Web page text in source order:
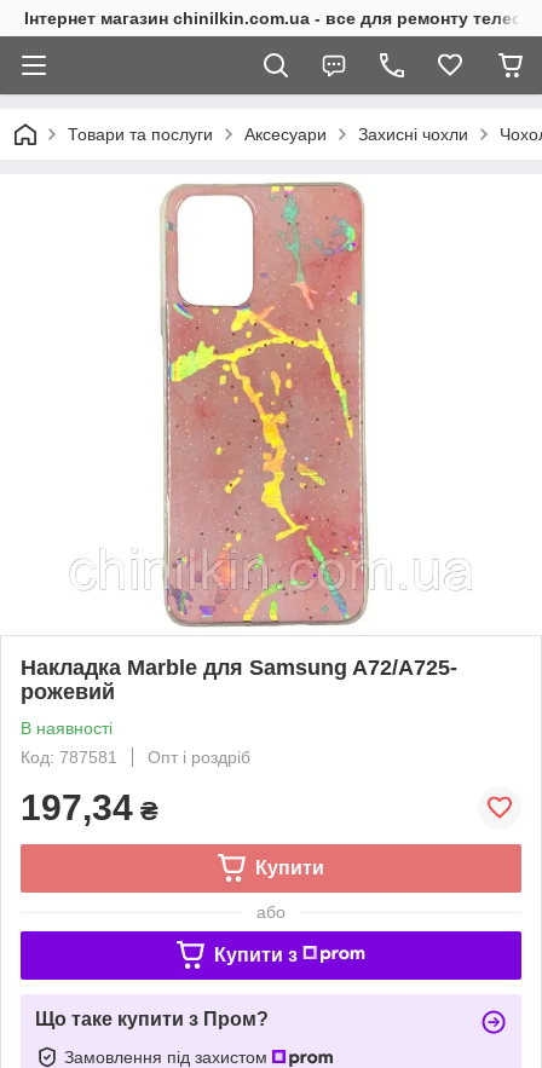
Інтернет магазин chinilkin.com.ua - все для ремонту
Товари та послуги Аксесуари Захисні чохли
Накладка Marble для Samsung A72/A725-
рожевий
В наявності
Код: 787581
Опт і роздріб
197,34 ₴
Купити
або
Купити з
Що таке купити з Пром?
Замовлення під захистом